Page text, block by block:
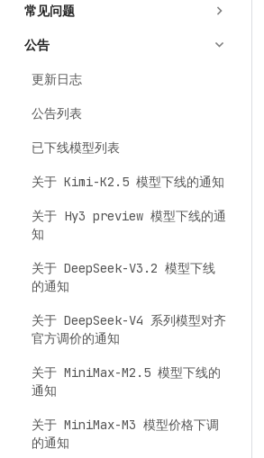
常见问题
公告
更新日志
公告列表
已下线模型列表
关于 Kimi-K2.5 模型下线的通知
关于 Hy3 preview 模型下线的通
知
关于 DeepSeek-V3.2 模型下线
的通知
关于 DeepSeek-V4 系列模型对齐
官方调价的通知
关于 MiniMax-M2.5 模型下线的
通知
关于 MiniMax-M3 模型价格下调
的通知